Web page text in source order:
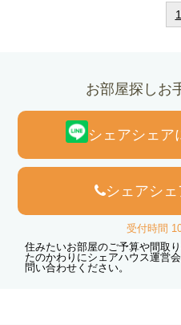
1
お部屋探しお
シェアシェア
シェアシ
受付時間
住みたいお部屋のご予算や間取
たのかわりにシェアハウス運営
問い合わせください。